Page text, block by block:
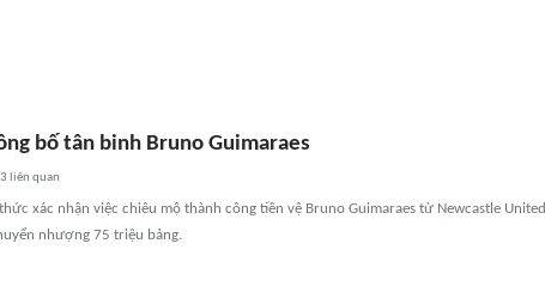
bố tân binh Bruno Guimaraes
liên quan
xác nhận việc chiêu mộ thành công tiền vệ Bruno Guimaraes từ Newcastle United
nhượng 75 triệu bảng.